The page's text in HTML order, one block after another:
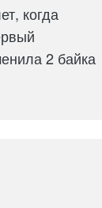
когда
2 байка